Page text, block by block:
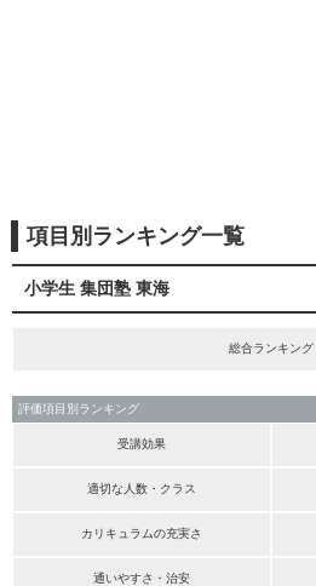
項目別ランキング一覧
小学生 集団塾 東海
総合ランキング
評価項目別ランキング
受講効果
適切な人数・クラス
カリキュラムの充実さ
通いやすさ・治安